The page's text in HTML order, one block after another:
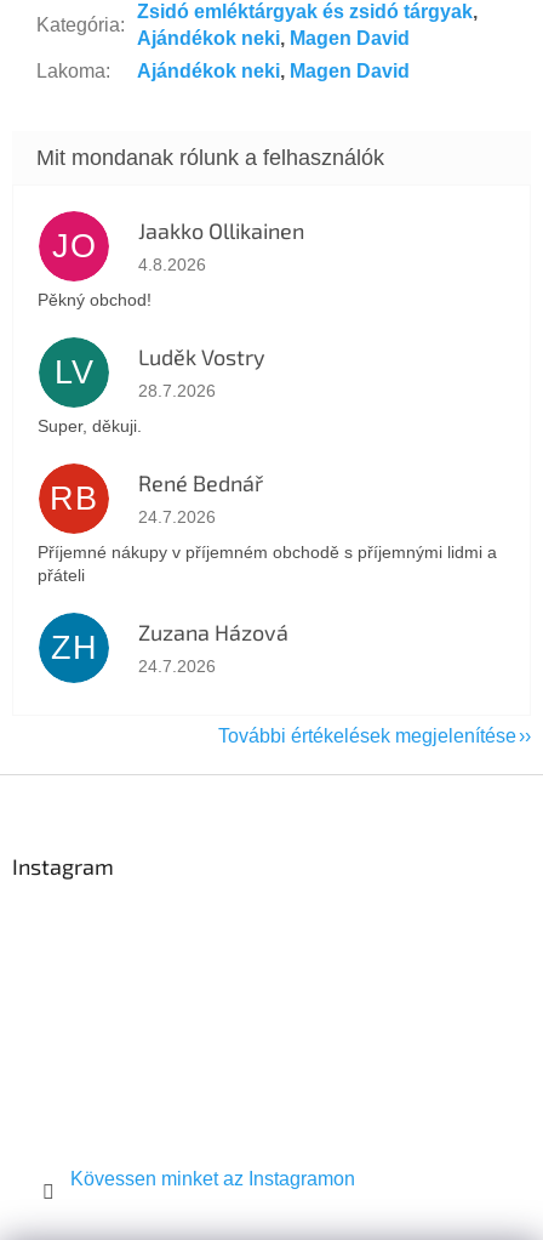
Kategória:
Zsidó emléktárgyak és zsidó tárgyak,
Ajándékok neki, Magen David
Lakoma: Ajándékok neki, Magen David
JO Jaakko Ollikainen
Az áruház értékelése 5-ből 5 csillag.
4.8.2026
Pěkný obchod!
LV Luděk Vostry
Az áruház értékelése 5-ből 5 csillag.
28.7.2026
Super, děkuji.
RB René Bednář
Az áruház értékelése 5-ből 5 csillag.
24.7.2026
Příjemné nákupy v příjemném obchodě s příjemnými lidmi a
přáteli
ZH Zuzana Házová
Az áruház értékelése 5-ből 5 csillag.
24.7.2026
További értékelések megjelenítése
Instagram
Kövessen minket az Instagramon